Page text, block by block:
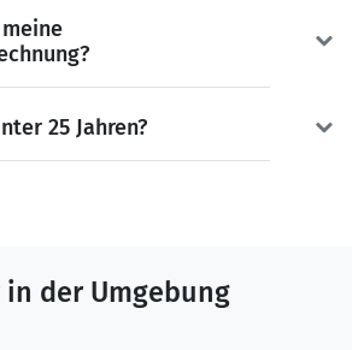
25 Jahren?
in der Umgebung